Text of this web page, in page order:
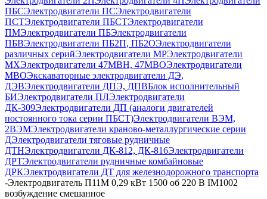
ПБСЭлектродвигатели ПСЭлектродвигатели
ПСТЭлектродвигатели ПБСТЭлектродвигатели
ПМЭлектродвигатели ПБЭлектродвигатели
ПБВЭлектродвигатели ПБ2П, ПБ2ОЭлектродвигатели
различных серийЭлектродвигатели МРЭлектродвигатели
MXЭлектродвигатели 47MBH, 47МВОЭлектродвигатели
MBOЭкскаваторные электродвигатели ДЭ,
ДЭВЭлектродвигатели ДПЭ, ДПВБлок исполнительный
БИЭлектродвигатели ПЛЭлектродвигатели
ДК-309Электродвигатели ДП (аналоги двигателей
постоянного тока серии ПБСТ)Электродвигатели ВЭМ,
2ВЭМЭлектродвигатели краново-металлургические серии
ДЭлектродвигатели тяговые рудничные
ДТНЭлектродвигатели ДК-812, ДК-816Электродвигатели
ДРТЭлектродвигатели рудничные комбайновые
ДРКЭлектродвигатели ДТ для железнодорожного транспорта
-Электродвигатель П11М 0,29 кВт 1500 об 220 В IM1002
возбуждение смешанное